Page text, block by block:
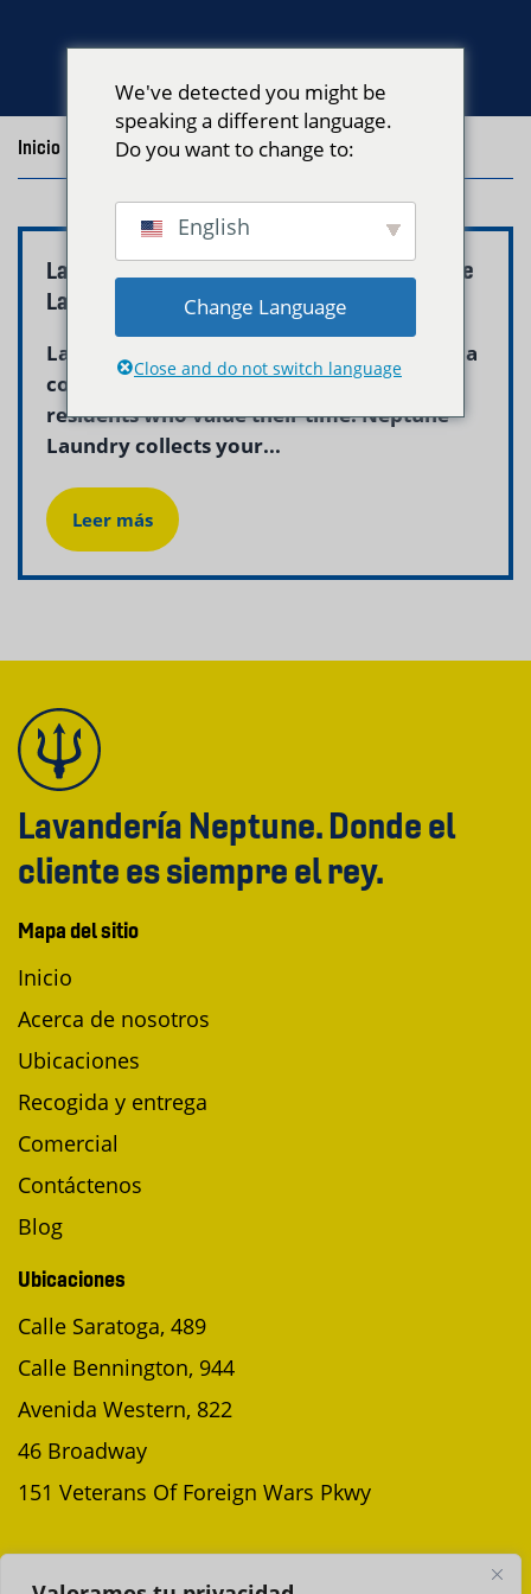
Inicio / Posts with the tag "Wash and Fold Milton"
Laundry Pickup Delivery Milton MA – Neptune
Laundry
Laundry pickup and delivery milton ma is a
convenient and professional solution for
residents who value their time. Neptune
Laundry collects your...
Leer más
Lavandería Neptune. Donde el
cliente es siempre el rey.
Mapa del sitio
Inicio
Acerca de nosotros
Ubicaciones
Recogida y entrega
Comercial
Contáctenos
Blog
Ubicaciones
Calle Saratoga, 489
Calle Bennington, 944
Avenida Western, 822
46 Broadway
151 Veterans Of Foreign Wars Pkwy
PROGRAMAR UNA RECOGIDA
We've detected you might be
speaking a different language.
Do you want to change to:
English
Change Language
Close and do not switch language